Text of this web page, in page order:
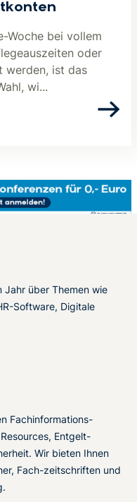
Woche bei vollem
oder
werden, ist das
wi...
Jahr über Themen wie
Software, Digitale
Fachinformations-
Entgelt-
Wir bieten Ihnen
Fach-zeitschriften und